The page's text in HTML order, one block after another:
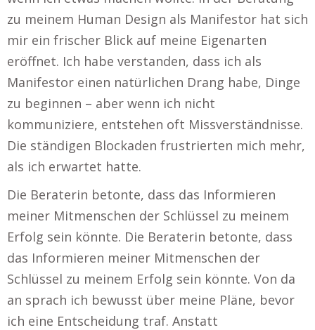
zu meinem Human Design als Manifestor hat sich
mir ein frischer Blick auf meine Eigenarten
eröffnet. Ich habe verstanden, dass ich als
Manifestor einen natürlichen Drang habe, Dinge
zu beginnen – aber wenn ich nicht
kommuniziere, entstehen oft Missverständnisse.
Die ständigen Blockaden frustrierten mich mehr,
als ich erwartet hatte.
Die Beraterin betonte, dass das Informieren
meiner Mitmenschen der Schlüssel zu meinem
Erfolg sein könnte. Die Beraterin betonte, dass
das Informieren meiner Mitmenschen der
Schlüssel zu meinem Erfolg sein könnte. Von da
an sprach ich bewusst über meine Pläne, bevor
ich eine Entscheidung traf. Anstatt